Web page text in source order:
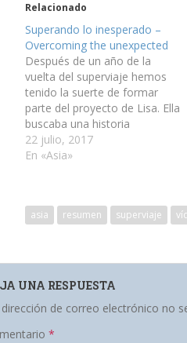
Relacionado
Superando lo inesperado –
Overcoming the unexpected
Después de un año de la
vuelta del superviaje hemos
tenido la suerte de formar
parte del proyecto de Lisa. Ella
buscaba una historia
inspiradora de viajes para
realizar un documental y
Acaba de presentar a un
concurso un mini-documental
22 julio, 2017
En «Asia»
asia resumen superviaje
UNA RESPUESTA
de correo electrónico no
*